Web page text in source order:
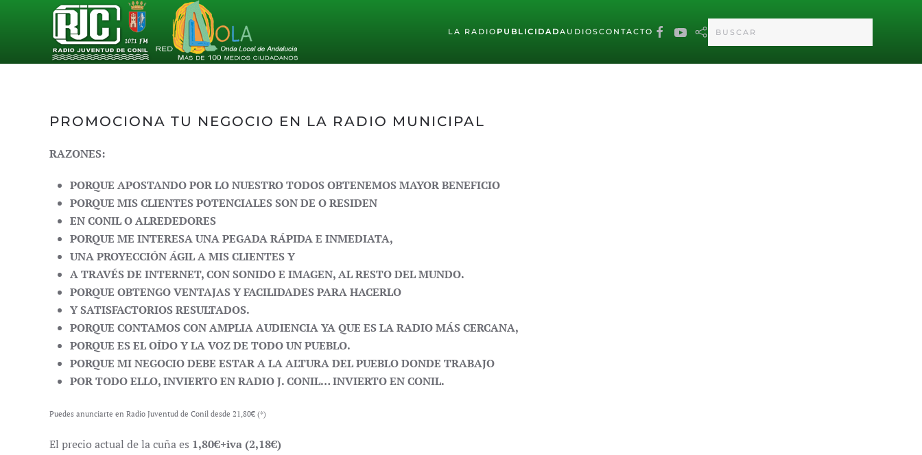
Skip to main content LA RADIO PUBLICIDADAUDIOSCONTACTO
PROMOCIONA TU NEGOCIO EN LA RADIO MUNICIPAL
RAZONES:
PORQUE APOSTANDO POR LO NUESTRO TODOS OBTENEMOS MAYOR BENEFICIO
PORQUE MIS CLIENTES POTENCIALES SON DE O RESIDEN
EN CONIL O ALREDEDORES
PORQUE ME INTERESA UNA PEGADA RÁPIDA E INMEDIATA,
UNA PROYECCIÓN ÁGIL A MIS CLIENTES Y
A TRAVÉS DE INTERNET, CON SONIDO E IMAGEN, AL RESTO DEL MUNDO.
PORQUE OBTENGO VENTAJAS Y FACILIDADES PARA HACERLO
Y SATISFACTORIOS RESULTADOS.
PORQUE CONTAMOS CON AMPLIA AUDIENCIA YA QUE ES LA RADIO MÁS CERCANA,
PORQUE ES EL OÍDO Y LA VOZ DE TODO UN PUEBLO.
PORQUE MI NEGOCIO DEBE ESTAR A LA ALTURA DEL PUEBLO DONDE TRABAJO
POR TODO ELLO, INVIERTO EN RADIO J. CONIL… INVIERTO EN CONIL.
Puedes anunciarte en Radio Juventud de Conil desde 21,80€ (*)
El precio actual de la cuña es 1,80€+iva (2,18€)